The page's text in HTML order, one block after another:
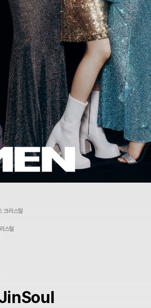
크리스털
스털